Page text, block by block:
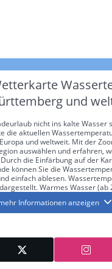
und
nicht ins kalte Wasser
die aktuellen
und weltweit. Mit der
auswählen und erfahren,
die Einfärbung auf der
können Sie die
einfach ablesen.
Warmes Wasser (ab
Grüntöne angezeigt. Falls
wollen, wie warm die
am Golf von Mexiko oder
erfahren Sie, an welchen
herrschen.
Informationen anzeigen